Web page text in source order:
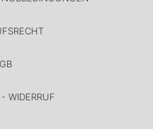
WIDERRUF